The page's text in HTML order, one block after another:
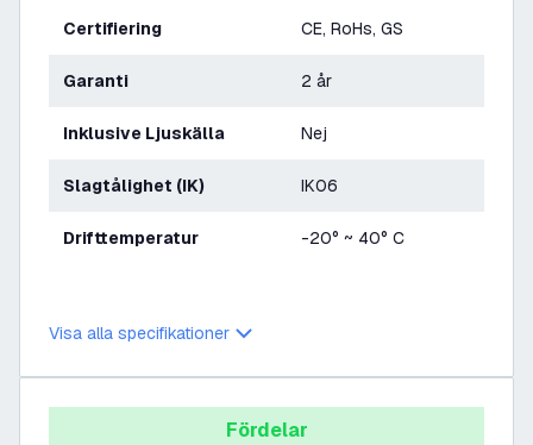
Certifiering CE, RoHs, GS
Garanti 2 år
Inklusive Ljuskälla Nej
Slagtålighet (IK) IK06
Drifttemperatur -20° ~ 40° C
Visa alla specifikationer
Fördelar